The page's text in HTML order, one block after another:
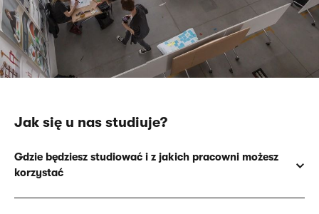
Jak się u nas studiuje?
Gdzie będziesz studiować i z jakich pracowni możesz
korzystać